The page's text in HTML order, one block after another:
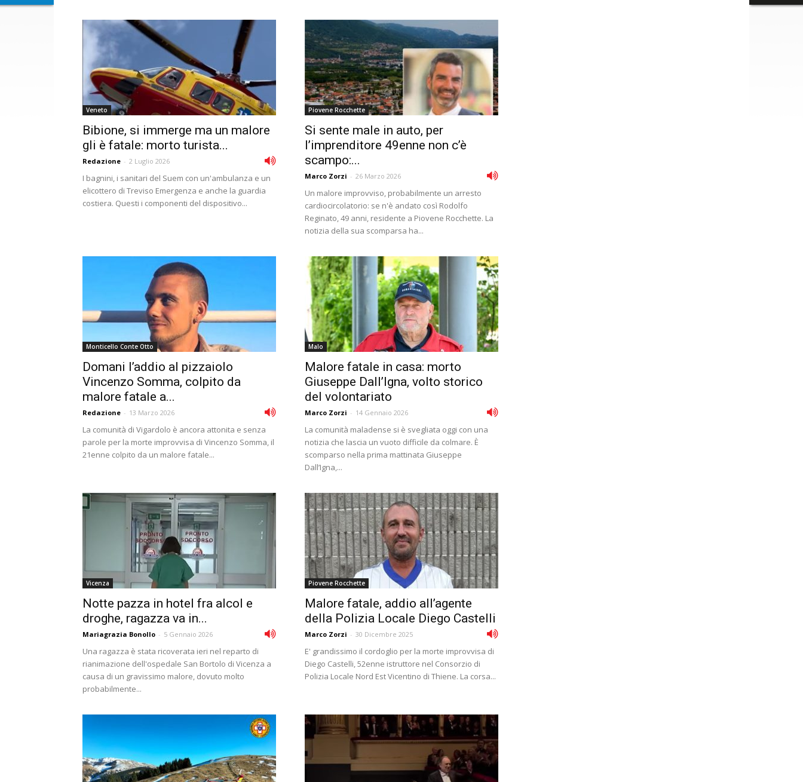
Veneto
Bibione, si immerge ma un malore
gli è fatale: morto turista...
Redazione - 2 Luglio 2026
I bagnini, i sanitari del Suem con un'ambulanza e un
elicottero di Treviso Emergenza e anche la guardia
costiera. Questi i componenti del dispositivo...
Piovene Rocchette
Si sente male in auto, per
l’imprenditore 49enne non c’è
scampo:...
Marco Zorzi - 26 Marzo 2026
Un malore improvviso, probabilmente un arresto
cardiocircolatorio: se n'è andato così Rodolfo
Reginato, 49 anni, residente a Piovene Rocchette. La
notizia della sua scomparsa ha...
Monticello Conte Otto
Domani l’addio al pizzaiolo
Vincenzo Somma, colpito da
malore fatale a...
Redazione - 13 Marzo 2026
La comunità di Vigardolo è ancora attonita e senza
parole per la morte improvvisa di Vincenzo Somma, il
21enne colpito da un malore fatale...
Malo
Malore fatale in casa: morto
Giuseppe Dall’Igna, volto storico
del volontariato
Marco Zorzi - 14 Gennaio 2026
La comunità maladense si è svegliata oggi con una
notizia che lascia un vuoto difficile da colmare. È
scomparso nella prima mattinata Giuseppe
Dall’Igna,...
Vicenza
Notte pazza in hotel fra alcol e
droghe, ragazza va in...
Mariagrazia Bonollo - 5 Gennaio 2026
Una ragazza è stata ricoverata ieri nel reparto di
rianimazione dell'ospedale San Bortolo di Vicenza a
causa di un gravissimo malore, dovuto molto
probabilmente...
Piovene Rocchette
Malore fatale, addio all’agente
della Polizia Locale Diego Castelli
Marco Zorzi - 30 Dicembre 2025
E' grandissimo il cordoglio per la morte improvvisa di
Diego Castelli, 52enne istruttore nel Consorzio di
Polizia Locale Nord Est Vicentino di Thiene. La corsa...